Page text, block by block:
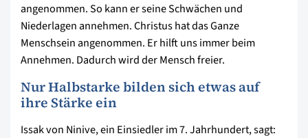
angenommen. So kann er seine Schwächen und
Niederlagen annehmen. Christus hat das Ganze
Menschsein angenommen. Er hilft uns immer beim
Annehmen. Dadurch wird der Mensch freier.
Nur Halbstarke bilden sich etwas auf
ihre Stärke ein
Issak von Ninive, ein Einsiedler im 7. Jahrhundert, sagt: